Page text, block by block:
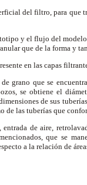
del filtro, para que
y el flujo del
que de la forma y
en las capas
grano que se
se obtiene el
de sus
de las tuberías que
entrada de aire,
que se
a la relación de